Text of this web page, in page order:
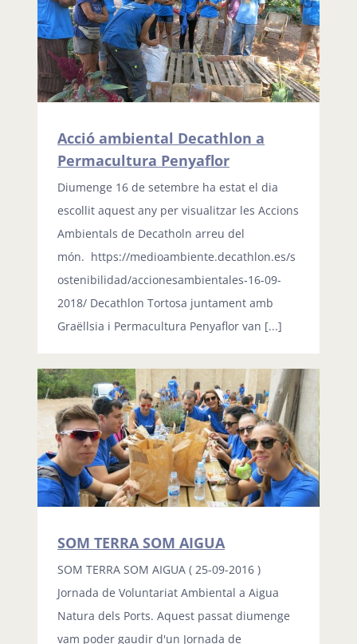
Acció ambiental Decathlon a
Permacultura Penyaflor
Diumenge 16 de setembre ha estat el dia
escollit aquest any per visualitzar les Accions
Ambientals de Decatholn arreu del
món. https://medioambiente.decathlon.es/s
ostenibilidad/accionesambientales-16-09-
2018/ Decathlon Tortosa juntament amb
Graëllsia i Permacultura Penyaflor van [...]
SOM TERRA SOM AIGUA
SOM TERRA SOM AIGUA ( 25-09-2016 )
Jornada de Voluntariat Ambiental a Aigua
Natura dels Ports. Aquest passat diumenge
vam poder gaudir d'un Jornada de